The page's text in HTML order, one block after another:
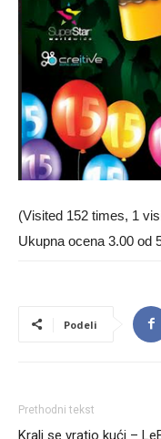
(Visited 152 times, 1
Ukupna ocena 3.00 od
Podeli
Prethodni tekst
Kralj se vratio kući –